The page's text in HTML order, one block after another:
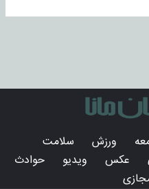
ورزش
سلامت
عکس ویدیو
حوادث